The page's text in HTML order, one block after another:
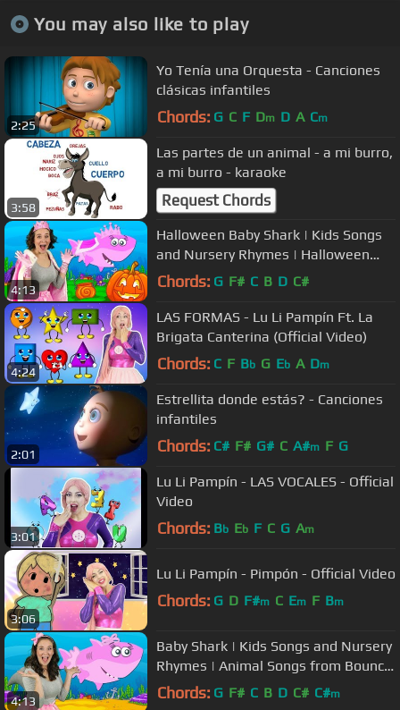
You may also like to play
2:25
Yo Tenía una Orquesta - Canciones
clásicas infantiles
Chords: G C F Dm D A Cm
3:58
Las partes de un animal - a mi burro,
a mi burro - karaoke
Request Chords
4:13
Halloween Baby Shark | Kids Songs
and Nursery Rhymes | Halloween
Songs from Bounce Patrol
Chords: G F# C B D C#
4:24
LAS FORMAS - Lu Li Pampín Ft. La
Brigata Canterina (Official Video)
Chords: C F Bb G Eb A Dm
2:01
Estrellita donde estás? - Canciones
infantiles
Chords: C# F# G# C A#m F G
3:01
Lu Li Pampín - LAS VOCALES - Official
Video
Chords: Bb Eb F C G Am
3:06
Lu Li Pampín - Pimpón - Official Video
Chords: G D F#m C Em F Bm
4:13
Baby Shark | Kids Songs and Nursery
Rhymes | Animal Songs from Bounce
Patrol
Chords: G F# C B D C# C#m